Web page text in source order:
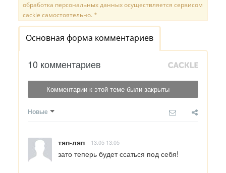
обработка персональных данных осуществляется сервисом
cackle самостоятельно. *
Основная форма комментариев
10 комментариев
Комментарии к этой теме были закрыты
Новые
тяп-ляп 13.05 13:05
зато теперь будет ссаться под себя!